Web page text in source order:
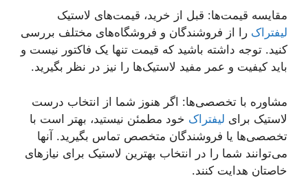
مقایسه قیمت‌ها: قبل از خرید، قیمت‌های لاستیک
لیفتراک را از فروشندگان و فروشگاه‌های مختلف بررسی
کنید. توجه داشته باشید که قیمت تنها یک فاکتور نیست و
باید کیفیت و عمر مفید لاستیک‌ها را نیز در نظر بگیرید.
مشاوره با تخصصی‌ها: اگر هنوز شما از انتخاب درست
لاستیک برای لیفتراک خود مطمئن نیستید، بهتر است با
تخصصی‌ها یا فروشندگان متخصص تماس بگیرید. آنها
می‌توانند شما را در انتخاب بهترین لاستیک برای نیازهای
خاصتان هدایت کنند.